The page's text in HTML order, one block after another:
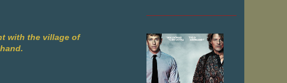
with the village of